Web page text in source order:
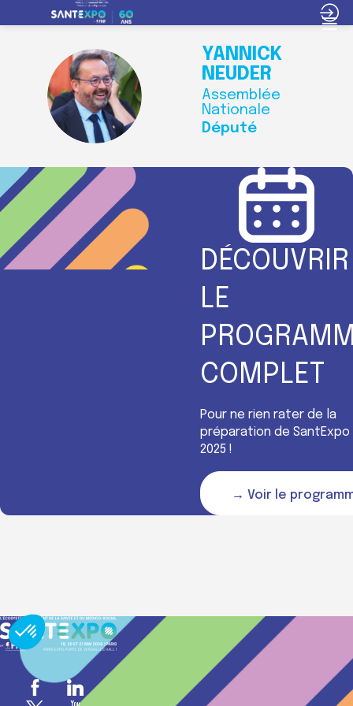
YN
YANNICK
NEUDER
Assemblée
Nationale
Député
DÉCOUVRIR
LE
COMPLET
Pour ne rien rater de la
préparation de SantExpo
2025 !
→ Voir le